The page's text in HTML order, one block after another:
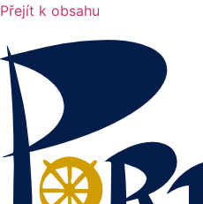
Přejít k obsahu